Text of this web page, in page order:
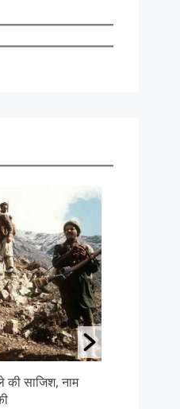
उत्तराखंड की ११ सबसे